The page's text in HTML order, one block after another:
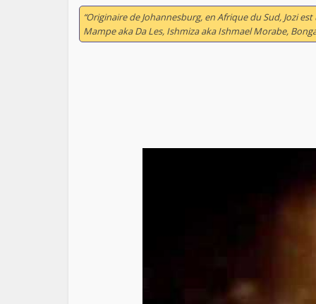
“Originaire de Johannesburg, en Afrique du Sud, Jozi
Mampe aka Da Les, Ishmiza aka Ishmael Morabe,